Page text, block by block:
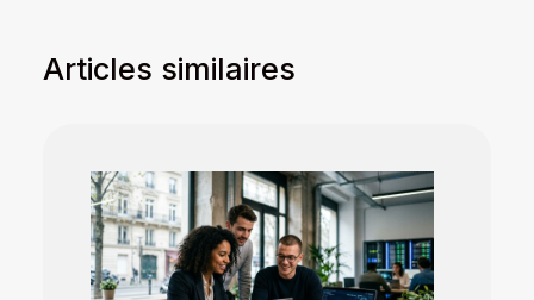
Articles similaires